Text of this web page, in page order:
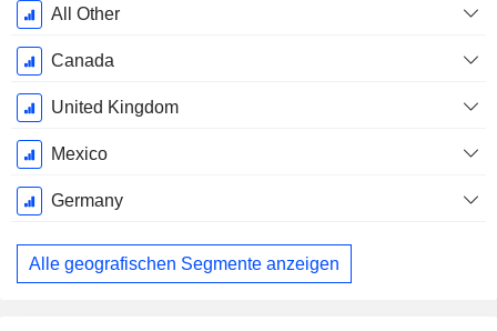
Dezember
All Other
Canada
United Kingdom
Mexico
Germany
Alle geografischen Segmente anzeigen